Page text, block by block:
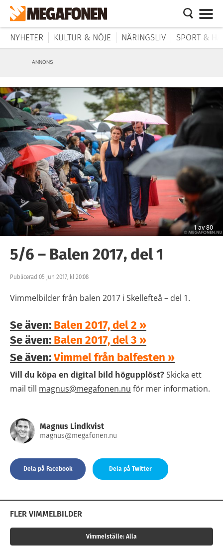
NYHETER KULTUR & NÖJE NÄRINGSLIV SPORT &
ANNONS
1av 80
5/6 – Balen 2017, del 1
Publicerad 05 jun 2017, kl 20:08
Vimmelbilder från balen 2017 i Skellefteå – del 1.
Se även: Balen 2017, del 2 »
Se även: Balen 2017, del 3 »
Se även:Vimmel från balfesten »
Vill du köpa en digital bild högupplöst?Skicka ett
mail till magnus@megafonen.nu för mer information.
Magnus Lindkvist
magnus@megafonen.nu
Dela på Facebook Dela på Twitter
FLER VIMMELBILDER
Vimmelställe: Alla